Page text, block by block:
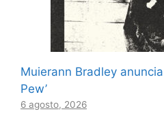
Muierann Bradley anuncia
Pew’
6 agosto, 2026